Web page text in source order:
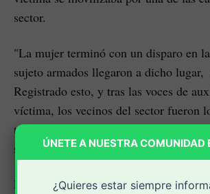
sector.
"La mujer terminó con un disparo en
sujeto armados llegaron a dicho lugar,
Registrado esto, y tras las voces de
víctima, los vecinos del sector fueron
trasladarla hacia el hospital local",
sociales de este municipio.
Luego, y por la gravedad de la herida,
ÚNETE A NUESTRA COMUNIDAD
¿Quieres estar siempre